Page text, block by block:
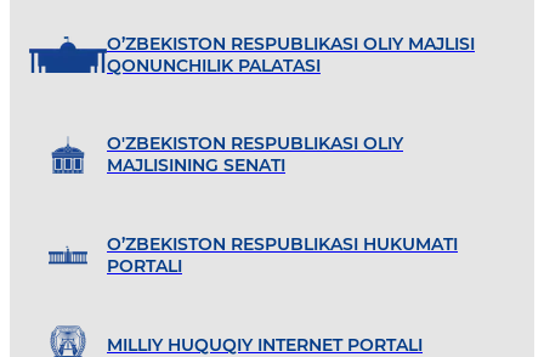
O’ZBEKISTON RESPUBLIKASI OLIY MAJLISI
QONUNCHILIK PALATASI
O'ZBEKISTON RESPUBLIKASI OLIY
MAJLISINING SENATI
O’ZBEKISTON RESPUBLIKASI HUKUMATI
PORTALI
MILLIY HUQUQIY INTERNET PORTALI